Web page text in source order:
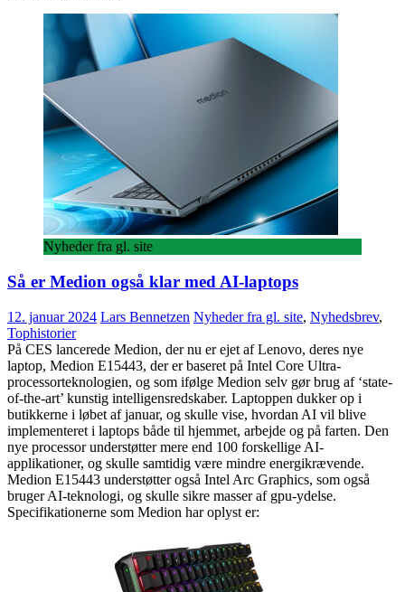
Nyheder fra gl. site
Så er Medion også klar med AI-laptops
12. januar 2024 Lars Bennetzen Nyheder fra gl. site, Nyhedsbrev,
Tophistorier
På CES lancerede Medion, der nu er ejet af Lenovo, deres nye
laptop, Medion E15443, der er baseret på Intel Core Ultra-
processorteknologien, og som ifølge Medion selv gør brug af ‘state-
of-the-art’ kunstig intelligensredskaber. Laptoppen dukker op i
butikkerne i løbet af januar, og skulle vise, hvordan AI vil blive
implementeret i laptops både til hjemmet, arbejde og på farten. Den
nye processor understøtter mere end 100 forskellige AI-
applikationer, og skulle samtidig være mindre energikrævende.
Medion E15443 understøtter også Intel Arc Graphics, som også
bruger AI-teknologi, og skulle sikre masser af gpu-ydelse.
Specifikationerne som Medion har oplyst er: